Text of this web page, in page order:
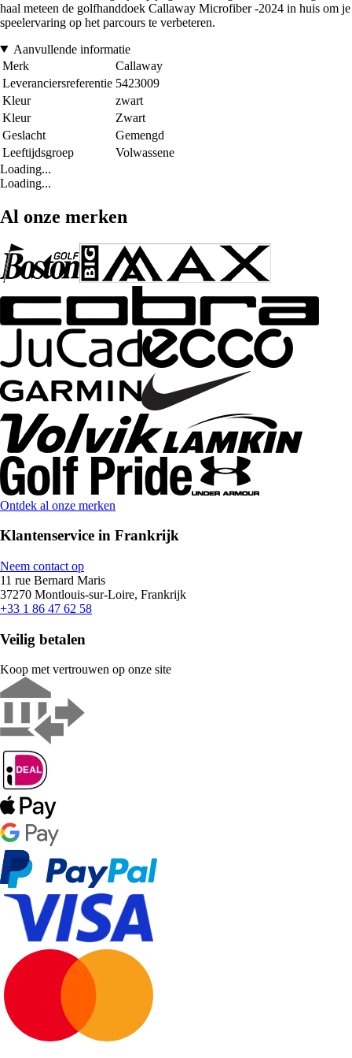
haal meteen de golfhanddoek Callaway Microfiber -2024 in huis om je
speelervaring op het parcours te verbeteren.
Aanvullende informatie
Merk
Callaway
Leveranciersreferentie 5423009
Kleur
zwart
Kleur
Zwart
Geslacht
Gemengd
Leeftijdsgroep
Volwassene
Loading...
Loading...
Al onze merken
Ontdek al onze merken
Klantenservice in Frankrijk
Neem contact op
11 rue Bernard Maris
37270 Montlouis-sur-Loire, Frankrijk
+33 1 86 47 62 58
Veilig betalen
Koop met vertrouwen op onze site